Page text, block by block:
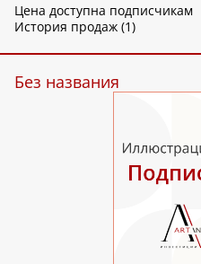
Цена доступна подписчикам
История продаж (1)
Без названия